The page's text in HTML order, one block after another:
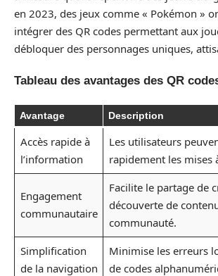
en 2023, des jeux comme « Pokémon »
intégrer des QR codes permettant aux
débloquer des personnages uniques,
Tableau des avantages des QR
Avantage Description
Accès rapide à
l’information
Les utilisateurs
rapidement les mises
Engagement
communautaire
Facilite le partage de
découverte de
communauté.
Simplification
de la navigation
Minimise les erreurs
de codes